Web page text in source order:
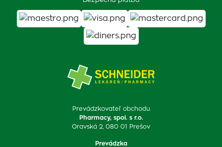
Prevádzkovateľ obchodu
Pharmacy, spol. s r.o.
Oravská 2, 080 01 Prešov
Prevádzka